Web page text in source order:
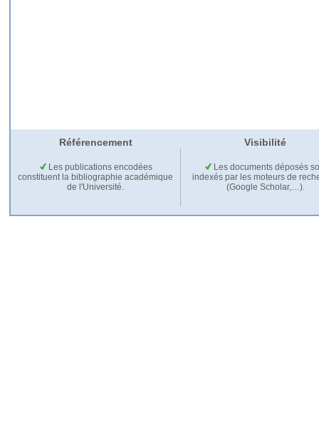
Référencement Visibilité
Les publications encodées
constituent la bibliographie académique
de l'Université.
Les documents déposés
indexés par les moteurs de
(Google Scholar,…).